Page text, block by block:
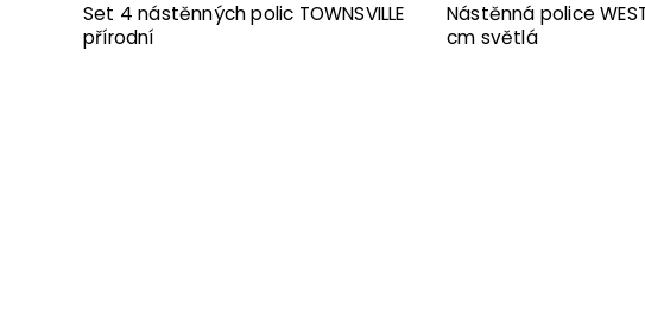
Set 4 nástěnných polic TOWNSVILLE
přírodní
Nástěnná police
cm světlá